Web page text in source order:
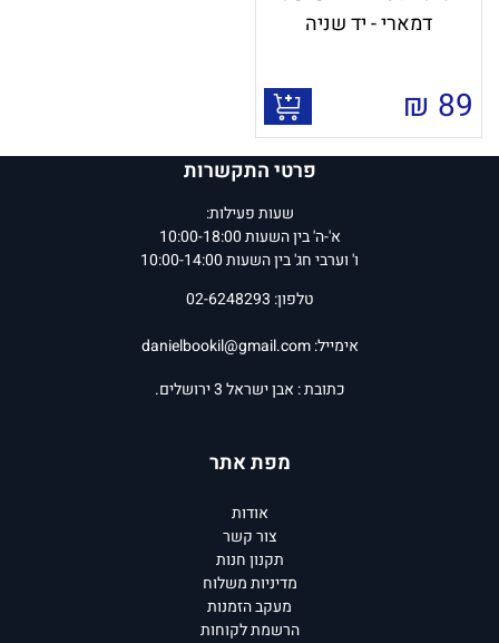
דמארי - יד שניה
89
₪
פרטי התקשרות
שעות פעילות:
א'-ה' בין השעות 10:00-18:00
ו' וערבי חג' בין השעות 10:00-14:00
טלפון: 02-6248293
אימייל:danielbookil@gmail.com
כתובת : אבן ישראל 3 ירושלים.
מפת אתר
אודות
צור קשר
תקנון חנות
מדיניות משלוח
מעקב הזמנות
הרשמת לקוחות